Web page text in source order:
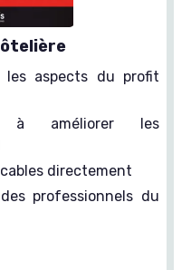
aspects du profit
améliorer les
directement
professionnels du